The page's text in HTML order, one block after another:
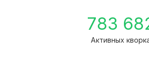
783
Активных